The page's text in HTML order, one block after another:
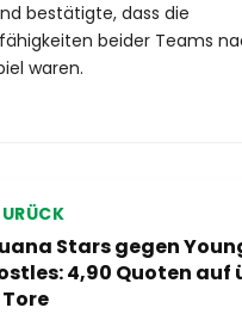
bestätigte, dass die
beider Teams
waren.
Stars gegen
4,90 Quoten auf
Tore